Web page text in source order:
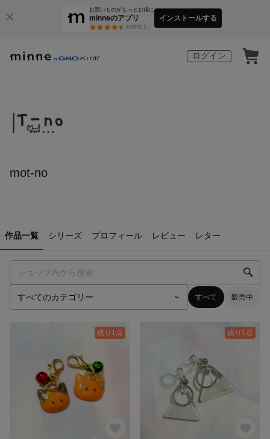
お買いものがもっとお得に
minneのアプリ
3万件以上
インストールする
ログイン
mot-no
作品一覧 シリーズ プロフィール レビュー レター
すべて 販売中
残り1点 残り1点